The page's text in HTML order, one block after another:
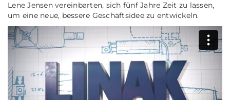
Lene Jensen vereinbarten, sich fünf Jahre Zeit zu lassen,
um eine neue, bessere Geschäftsidee zu entwickeln.